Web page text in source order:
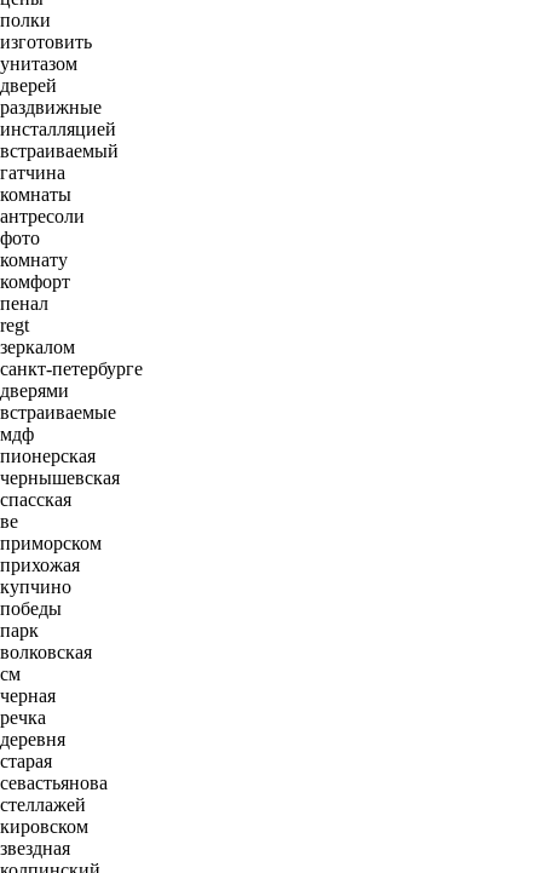
полки
изготовить
унитазом
дверей
раздвижные
инсталляцией
встраиваемый
гатчина
комнаты
антресоли
фото
комнату
комфорт
пенал
regt
зеркалом
санкт-петербурге
дверями
встраиваемые
мдф
пионерская
чернышевская
спасская
ве
приморском
прихожая
купчино
победы
парк
волковская
см
черная
речка
деревня
старая
севастьянова
стеллажей
кировском
звездная